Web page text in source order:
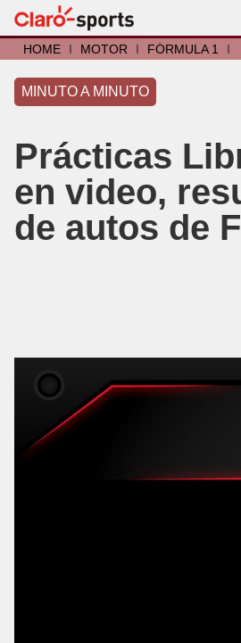
HOME I MOTOR I FÓRMULA 1 I
MINUTO A MINUTO
Prácticas
en video,
de autos de